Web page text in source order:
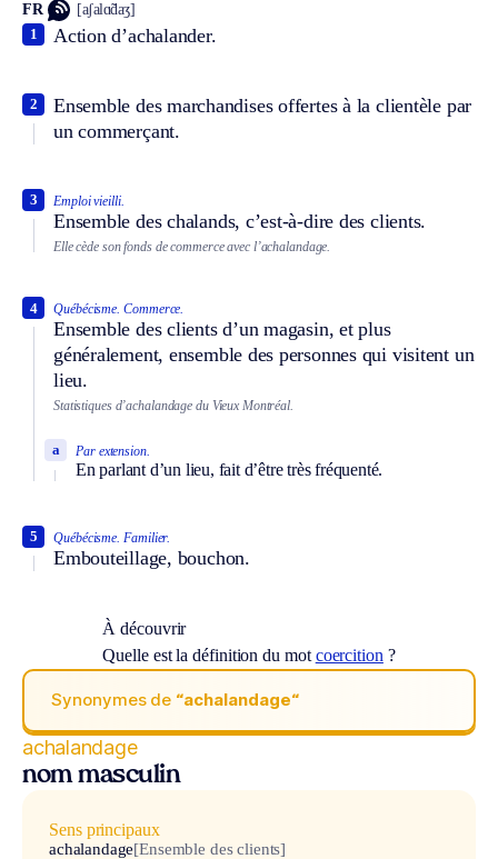
FR [aʃalɑ̃daʒ]
Action d’achalander.
1
Ensemble des marchandises offertes à la clientèle par
un commerçant.
2
Emploi vieilli.
Ensemble des chalands, c’est-à-dire des clients.
3
Elle cède son fonds de commerce avec l’achalandage.
Québécisme. Commerce.
Ensemble des clients d’un magasin, et plus
généralement, ensemble des personnes qui visitent un
lieu.
4
Statistiques d’achalandage du Vieux Montréal.
Par extension.
En parlant d’un lieu, fait d’être très fréquenté.
a
Québécisme. Familier.
Embouteillage, bouchon.
5
À découvrir
Quelle est la définition du mot coercition ?
Synonymes de “achalandage“
achalandage
nom masculin
Sens principaux
achalandage[Ensemble des clients]